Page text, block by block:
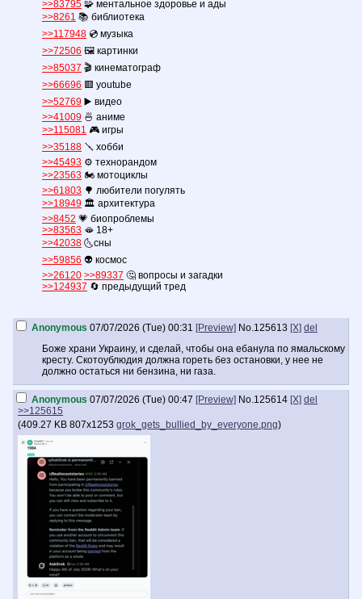
>>83795 🧩 ментальное здоровье и ады
>>8261 📚 библиотека
>>117948 💿 музыка
>>72506 🖼️ картинки
>>85037 🎬 кинематограф
>>66696 🟥 youtube
>>52769 ▶️ видео
>>41009 🍜 аниме
>>115081 🎮 игры
>>35188 🪛 хобби
>>45493 ⚙️ технорандом
>>23563 🏍️ мотоциклы
>>61803 🌳 любители погулять
>>18949 🏛️ архитектура
>>8452 💗 биопроблемы
>>83563 🫦 18+
>>42038 🌜сны
>>59856 👽 космос
>>26120 >>89337 🤔 вопросы и загадки
>>124937 🔄 предыдущий тред
оверборд:
https://endchan.org/
проверка постинга:>>>/test/
клиенты для Android
https://github.com/moffatman/chan/
https://github.com/TrixiEther/DashchanFork
https://github.com/K1rakishou/Kuroba-Experimental
iOS
https://github.com/moffatman/chan
браузеры
https://magrathea.endchan.net/
https://duckduckgo.com/app
https://github.com/SthephanShinkufag/Dollchan-Extension-Tools
Anonymous 07/07/2026 (Tue) 00:31 [Preview] No.125613 [X] del
Боже храни Украину, и сделай, чтобы она ебанула по ямальскому
кресту. Скотоублюдия должна гореть без остановки, у нее не
должно остаться ни бензина, ни газа.
Anonymous 07/07/2026 (Tue) 00:47 [Preview] No.125614 [X] del
>>125615
(409.27 KB 807x1253 grok_gets_bullied_by_everyone.png)